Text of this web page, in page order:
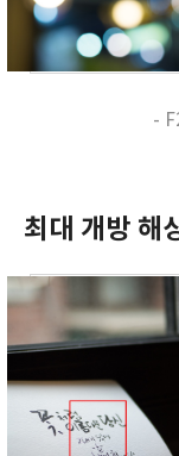
-
최대 개방 해